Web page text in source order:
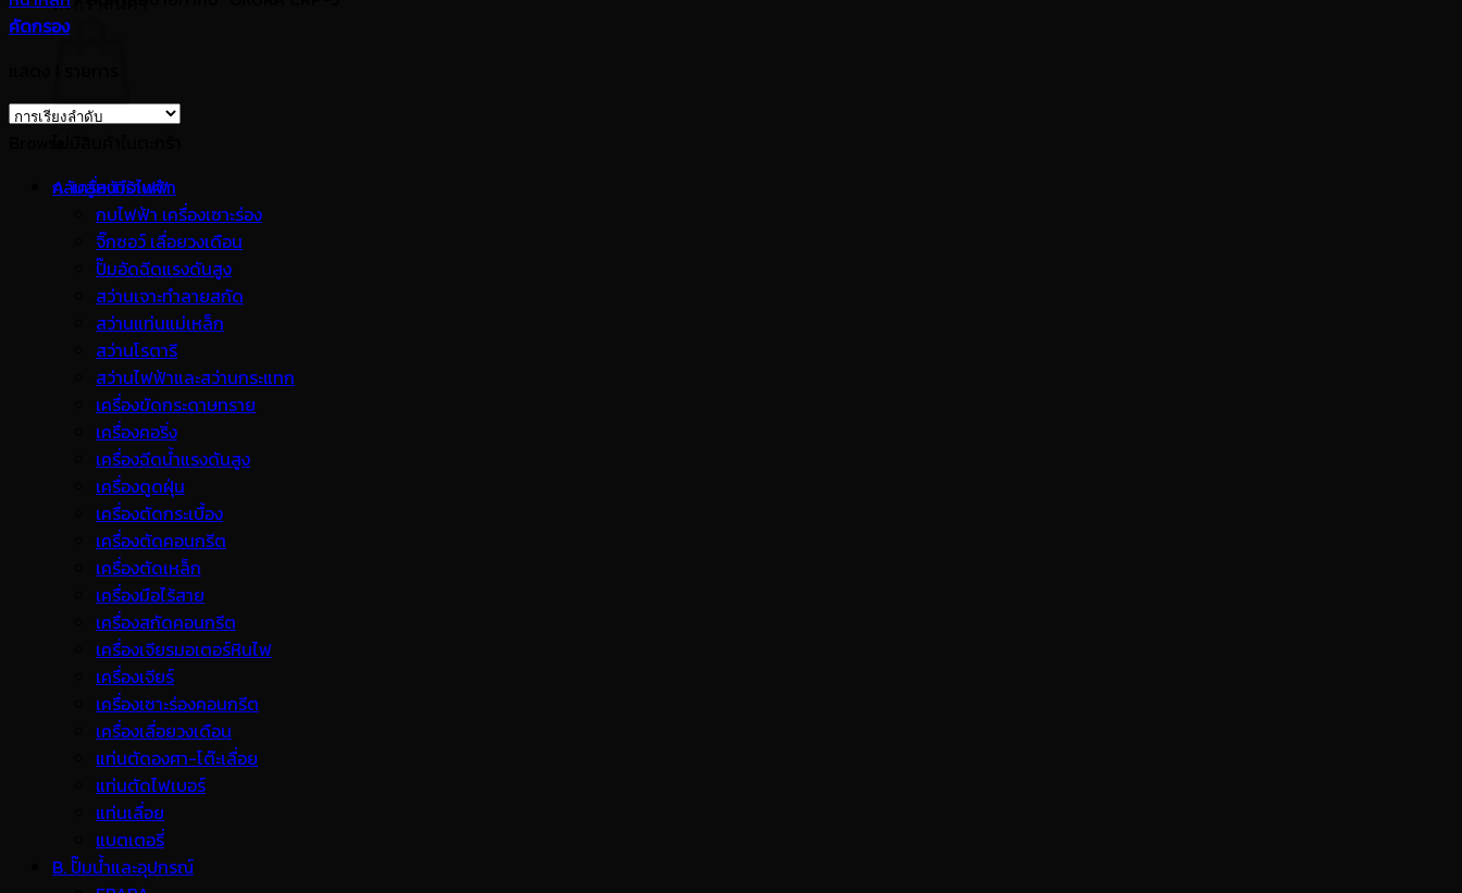
ตะกร้าสินค้า
กลับสู่หน้าร้านค้า
คัดกรอง
A. เครื่องมือไฟฟ้า
กบไฟฟ้า เครื่องเซาะร่อง
จิ๊กซอว์ เลื่อยวงเดือน
ปั๊มอัดฉีดแรงดันสูง
สว่านเจาะทำลายสกัด
สว่านแท่นแม่เหล็ก
สว่านโรตารี
สว่านไฟฟ้าและสว่านกระแทก
เครื่องขัดกระดาษทราย
เครื่องคอริ่ง
เครื่องฉีดน้ำแรงดันสูง
เครื่องดูดฝุ่น
เครื่องตัดกระเบื้อง
เครื่องตัดคอนกรีต
เครื่องตัดเหล็ก
เครื่องมือไร้สาย
เครื่องสกัดคอนกรีต
เครื่องเจียรมอเตอร์หินไฟ
เครื่องเจียร์
เครื่องเซาะร่องคอนกรีต
เครื่องเลื่อยวงเดือน
แท่นตัดองศา-โต๊ะเลื่อย
แท่นตัดไฟเบอร์
แท่นเลื่อย
แบตเตอรี่
B. ปั๊มน้ำและอุปกรณ์